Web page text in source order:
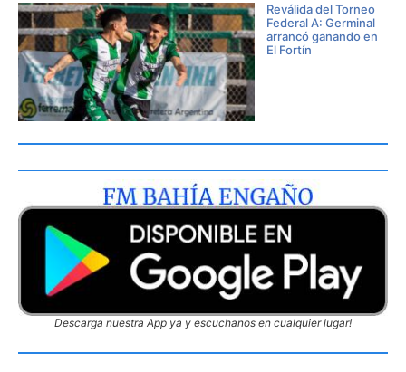
Reválida del Torneo
Federal A: Germinal
arrancó ganando en
El Fortín
Descarga nuestra App ya y escuchanos en cualquier lugar!